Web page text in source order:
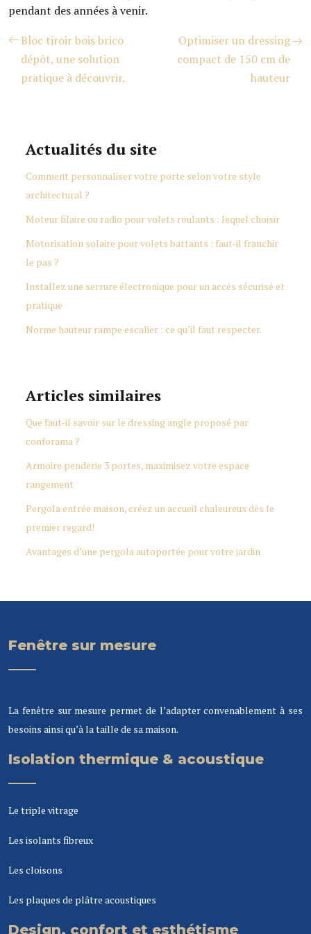
pendant des années à venir.
Bloc tiroir bois brico
dépôt, une solution
pratique à découvrir.
Optimiser un dressing
compact de 150 cm de
hauteur
Actualités du site
Comment personnaliser votre porte selon votre style
architectural ?
Moteur filaire ou radio pour volets roulants : lequel choisir
Motorisation solaire pour volets battants : faut-il franchir
le pas ?
Installez une serrure électronique pour un accès sécurisé et
pratique
Norme hauteur rampe escalier : ce qu’il faut respecter.
Articles similaires
Que faut-il savoir sur le dressing angle proposé par
conforama ?
Armoire penderie 3 portes, maximisez votre espace
rangement
Pergola entrée maison, créez un accueil chaleureux dès le
premier regard!
Avantages d’une pergola autoportée pour votre jardin
Fenêtre sur mesure
La fenêtre sur mesure permet de l’adapter convenablement à ses
besoins ainsi qu’à la taille de sa maison.
Isolation thermique & acoustique
Le triple vitrage
Les isolants fibreux
Les cloisons
Les plaques de plâtre acoustiques
Design, confort et esthétisme